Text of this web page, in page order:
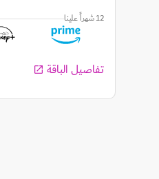
12 شهراً علينا
تفاصيل الباقة